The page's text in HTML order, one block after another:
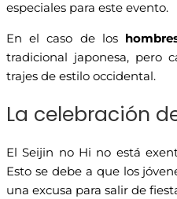
especiales para este evento.
En el caso de los
tradicional japonesa, pero
trajes de estilo occidental.
La celebración
El Seijin no Hi no está
Esto se debe a que los
una excusa para salir de